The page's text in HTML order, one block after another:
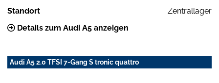
Standort
Zentrallager
Details zum Audi A5 anzeigen
Audi A5 2.0 TFSI 7-Gang S tronic quattro